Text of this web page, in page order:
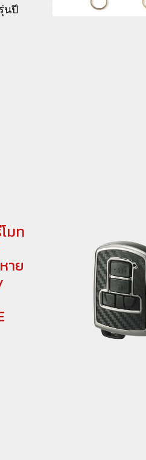
นปี
มท
าย